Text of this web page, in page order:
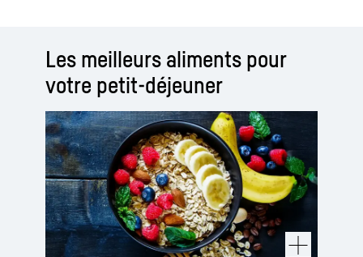
Les meilleurs aliments pour
votre petit-déjeuner